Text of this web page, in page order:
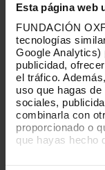
Esta página web
FUNDACIÓN
tecnologías
Google Analytics)
publicidad,
el tráfico.
uso que hagas
sociales,
combinarla con
proporcionado o
que hayas hecho
tenido que
cultura, un
mayor que
Salud,
de
El 56% de